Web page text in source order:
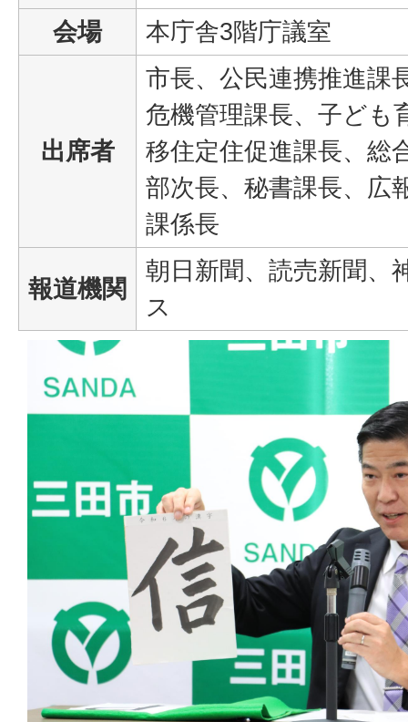
会場
本庁舎3階庁議室
出席者
市長、公民連携推進課
危機管理課長、子ども
移住定住促進課長、総
部次長、秘書課長、広
課係長
報道機関
朝日新聞、読売新聞、
ス